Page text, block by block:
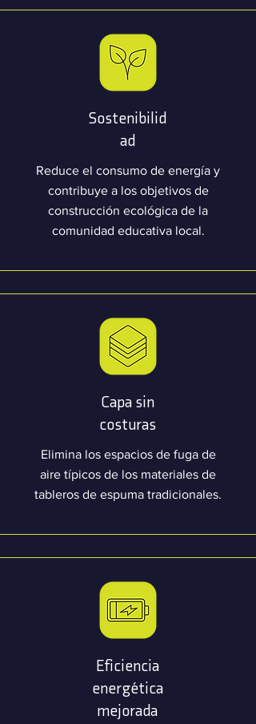
Sostenibilid
ad
Reduce el consumo de energía y
contribuye a los objetivos de
construcción ecológica de la
comunidad educativa local.
Capa sin
costuras
Elimina los espacios de fuga de
aire típicos de los materiales de
tableros de espuma tradicionales.
Eficiencia
energética
mejorada